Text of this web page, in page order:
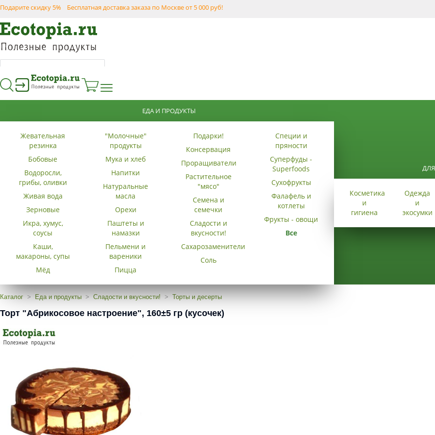
Подарите скидку 5% Бесплатная доставка заказа по Москве от 5 000 руб!
+7 (495) 684 57 47
ЕДА И ПРОДУКТЫ
Жевательная
резинка
Бобовые
Водоросли,
грибы, оливки
Живая вода
Зерновые
Икра, хумус,
соусы
Каши,
макароны, супы
Мёд
"Молочные"
продукты
Мука и хлеб
Напитки
Натуральные
масла
Орехи
Паштеты и
намазки
Пельмени и
вареники
Пицца
Подарки!
Консервация
Проращиватели
Растительное
"мясо"
Семена и
семечки
Сладости и
вкусности!
Сахарозаменители
Соль
Специи и
пряности
Суперфуды -
Superfoods
Сухофрукты
Фалафель и
котлеты
Фрукты - овощи
Все
Косметика
и
гигиена
Одежда
и
экосумки
Каталог Еда и продукты Сладости и вкусности! Торты и десерты
Торт "Абрикосовое настроение", 160±5 гр (кусочек)